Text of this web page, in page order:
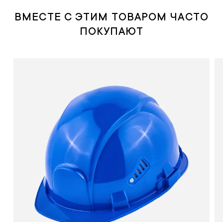
ВМЕСТЕ С ЭТИМ ТОВАРОМ ЧАСТО
ПОКУПАЮТ